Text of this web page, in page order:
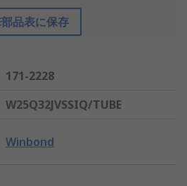
部品表に保存
171-2228
W25Q32JVSSIQ/TUBE
Winbond